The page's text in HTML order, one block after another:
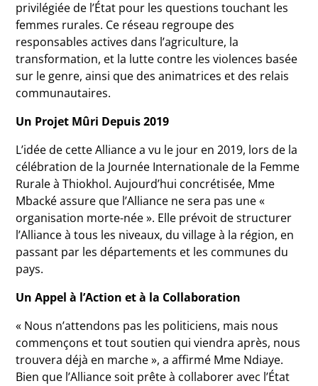
privilégiée de l’État pour les questions touchant les
femmes rurales. Ce réseau regroupe des
responsables actives dans l’agriculture, la
transformation, et la lutte contre les violences basée
sur le genre, ainsi que des animatrices et des relais
communautaires.
Un Projet Mûri Depuis 2019
L’idée de cette Alliance a vu le jour en 2019, lors de la
célébration de la Journée Internationale de la Femme
Rurale à Thiokhol. Aujourd’hui concrétisée, Mme
Mbacké assure que l’Alliance ne sera pas une «
organisation morte-née ». Elle prévoit de structurer
l’Alliance à tous les niveaux, du village à la région, en
passant par les départements et les communes du
pays.
Un Appel à l’Action et à la Collaboration
« Nous n’attendons pas les politiciens, mais nous
commençons et tout soutien qui viendra après, nous
trouvera déjà en marche », a affirmé Mme Ndiaye.
Bien que l’Alliance soit prête à collaborer avec l’État